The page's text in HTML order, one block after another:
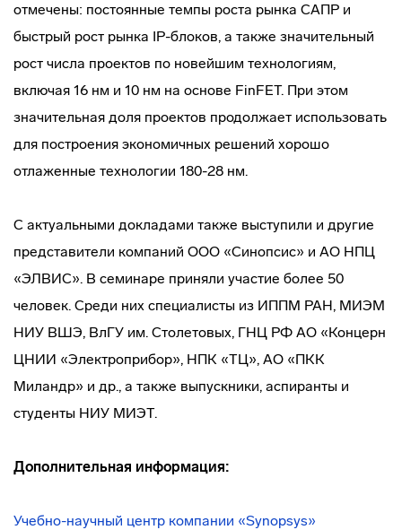
отмечены: постоянные темпы роста рынка САПР и
быстрый рост рынка IP-блоков, а также значительный
рост числа проектов по новейшим технологиям,
включая 16 нм и 10 нм на основе FinFET. При этом
значительная доля проектов продолжает использовать
для построения экономичных решений хорошо
отлаженные технологии 180-28 нм.
С актуальными докладами также выступили и другие
представители компаний ООО «Синопсис» и АО НПЦ
«ЭЛВИС». В семинаре приняли участие более 50
человек. Среди них специалисты из ИППМ РАН, МИЭМ
НИУ ВШЭ, ВлГУ им. Столетовых, ГНЦ РФ АО «Концерн
ЦНИИ «Электроприбор», НПК «ТЦ», АО «ПКК
Миландр» и др., а также выпускники, аспиранты и
студенты НИУ МИЭТ.
Дополнительная информация:
Учебно-научный центр компании «Synopsys»